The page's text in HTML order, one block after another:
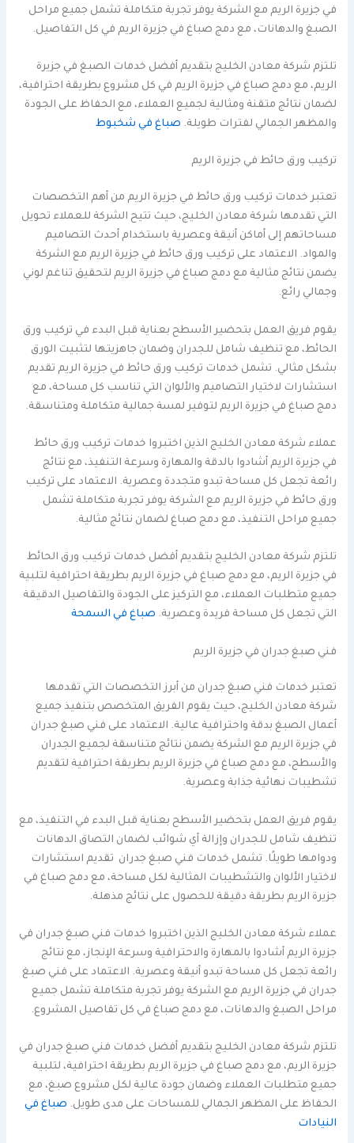
في جزيرة الريم مع الشركة يوفر تجربة متكاملة تشمل جميع مراحل
الصبغ والدهانات، مع دمج صباغ في جزيرة الريم في كل التفاصيل.
تلتزم شركة معادن الخليج بتقديم أفضل خدمات الصبغ في جزيرة
الريم، مع دمج صباغ في جزيرة الريم في كل مشروع بطريقة احترافية،
لضمان نتائج متقنة ومثالية لجميع العملاء، مع الحفاظ على الجودة
والمظهر الجمالي لفترات طويلة. صباغ في شخبوط
تركيب ورق حائط في جزيرة الريم
تعتبر خدمات تركيب ورق حائط في جزيرة الريم من أهم التخصصات
التي تقدمها شركة معادن الخليج، حيث تتيح الشركة للعملاء تحويل
مساحاتهم إلى أماكن أنيقة وعصرية باستخدام أحدث التصاميم
والمواد. الاعتماد على تركيب ورق حائط في جزيرة الريم مع الشركة
يضمن نتائج مثالية مع دمج صباغ في جزيرة الريم لتحقيق تناغم لوني
وجمالي رائع.
يقوم فريق العمل بتحضير الأسطح بعناية قبل البدء في تركيب ورق
الحائط، مع تنظيف شامل للجدران وضمان جاهزيتها لتثبيت الورق
بشكل مثالي. تشمل خدمات تركيب ورق حائط في جزيرة الريم تقديم
استشارات لاختيار التصاميم والألوان التي تناسب كل مساحة، مع
دمج صباغ في جزيرة الريم لتوفير لمسة جمالية متكاملة ومتناسقة.
عملاء شركة معادن الخليج الذين اختبروا خدمات تركيب ورق حائط
في جزيرة الريم أشادوا بالدقة والمهارة وسرعة التنفيذ، مع نتائج
رائعة تجعل كل مساحة تبدو متجددة وعصرية. الاعتماد على تركيب
ورق حائط في جزيرة الريم مع الشركة يوفر تجربة متكاملة تشمل
جميع مراحل التنفيذ، مع دمج صباغ لضمان نتائج مثالية.
تلتزم شركة معادن الخليج بتقديم أفضل خدمات تركيب ورق الحائط
في جزيرة الريم، مع دمج صباغ في جزيرة الريم بطريقة احترافية لتلبية
جميع متطلبات العملاء، مع التركيز على الجودة والتفاصيل الدقيقة
التي تجعل كل مساحة فريدة وعصرية. صباغ في السمحة
فني صبغ جدران في جزيرة الريم
تعتبر خدمات فني صبغ جدران من أبرز التخصصات التي تقدمها
شركة معادن الخليج، حيث يقوم الفريق المتخصص بتنفيذ جميع
أعمال الصبغ بدقة واحترافية عالية. الاعتماد على فني صبغ جدران
في جزيرة الريم مع الشركة يضمن نتائج متناسقة لجميع الجدران
والأسطح، مع دمج صباغ في جزيرة الريم بطريقة احترافية لتقديم
تشطيبات نهائية جذابة وعصرية.
يقوم فريق العمل بتحضير الأسطح بعناية قبل البدء في التنفيذ، مع
تنظيف شامل للجدران وإزالة أي شوائب لضمان التصاق الدهانات
ودوامها طويلًا. تشمل خدمات فني صبغ جدران تقديم استشارات
لاختيار الألوان والتشطيبات المثالية لكل مساحة، مع دمج صباغ في
جزيرة الريم بطريقة دقيقة للحصول على نتائج مذهلة.
عملاء شركة معادن الخليج الذين اختبروا خدمات فني صبغ جدران في
جزيرة الريم أشادوا بالمهارة والاحترافية وسرعة الإنجاز، مع نتائج
رائعة تجعل كل مساحة تبدو أنيقة وعصرية. الاعتماد على فني صبغ
جدران في جزيرة الريم مع الشركة يوفر تجربة متكاملة تشمل جميع
مراحل الصبغ والدهانات، مع دمج صباغ في كل تفاصيل المشروع.
تلتزم شركة معادن الخليج بتقديم أفضل خدمات فني صبغ جدران في
جزيرة الريم، مع دمج صباغ في جزيرة الريم بطريقة احترافية، لتلبية
جميع متطلبات العملاء وضمان جودة عالية لكل مشروع صبغ، مع
الحفاظ على المظهر الجمالي للمساحات على مدى طويل. صباغ في
النيادات